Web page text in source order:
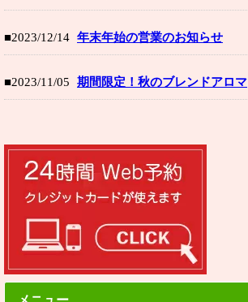
■2023/12/14 年末年始の営業のお知らせ
■2023/11/05 期間限定！秋のブレンドアロマ